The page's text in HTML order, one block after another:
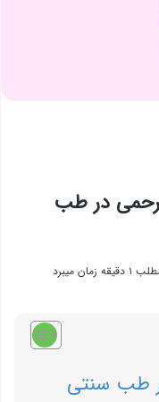
رحمی در طب
میبرد
طب سنتی